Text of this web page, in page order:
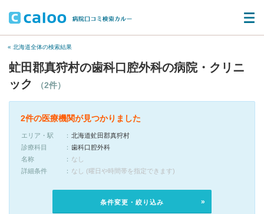
« 北海道全体の検索結果
虻田郡真狩村の歯科口腔外科の病院・クリニ
ック
（2件）
2件の医療機関が見つかりました
エリア・駅
北海道虻田郡真狩村
診療科目
歯科口腔外科
名称
なし
詳細条件
なし (曜日や時間帯を指定できます)
条件変更・絞り込み